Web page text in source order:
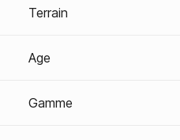
Terrain
Age
Gamme